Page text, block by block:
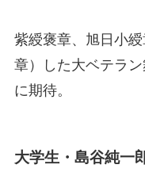
紫綬褒章、旭日小
章）した大ベテラ
に期待。
大学生・島谷純一